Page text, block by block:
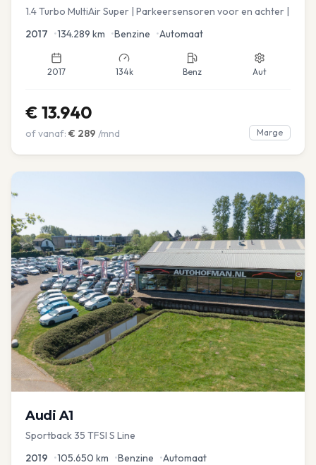
1.4 Turbo MultiAir Super | Parkeersensoren voor en achter |
2017 •134.289 km •Benzine •Automaat
2017 134k Benz Aut
€ 13.940
of vanaf: € 289 /mnd Marge
Audi A1
Sportback 35 TFSI S Line
2019 •105.650 km •Benzine •Automaat